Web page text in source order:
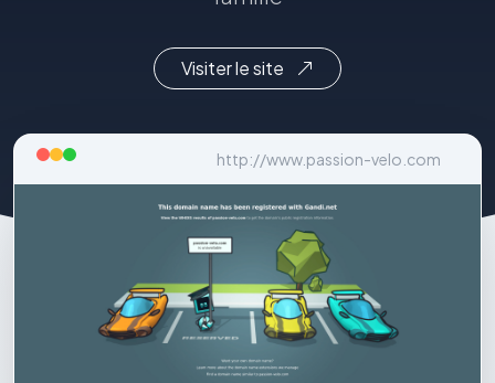
Visiter le site
http://www.passion-velo.com